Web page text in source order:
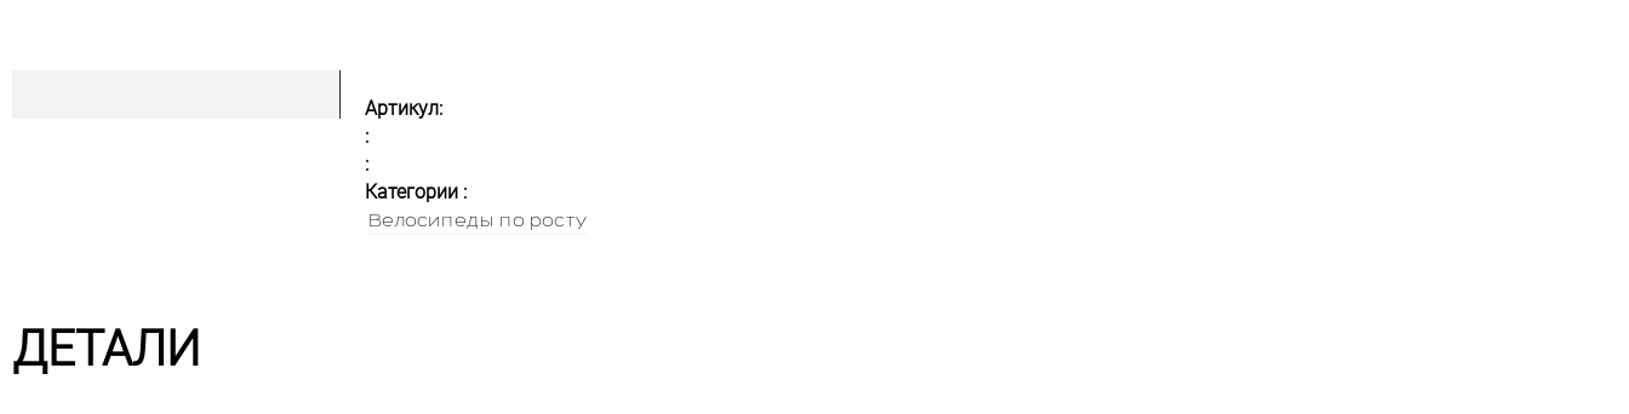
Артикул:
:
:
Категории :
Велосипеды по росту
ДЕТАЛИ